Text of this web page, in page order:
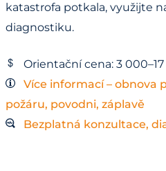
katastrofa potkala, využijte
diagnostiku.
Orientační cena: 3
Více informací – obnova
požáru, povodni, záplavě
Bezplatná konzultace,